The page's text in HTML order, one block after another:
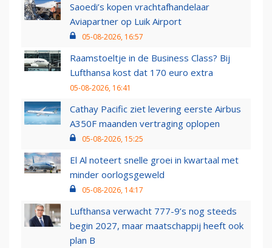
Saoedi’s kopen vrachtafhandelaar
Aviapartner op Luik Airport
05-08-2026, 16:57
Raamstoeltje in de Business Class? Bij
Lufthansa kost dat 170 euro extra
05-08-2026, 16:41
Cathay Pacific ziet levering eerste Airbus
A350F maanden vertraging oplopen
05-08-2026, 15:25
El Al noteert snelle groei in kwartaal met
minder oorlogsgeweld
05-08-2026, 14:17
Lufthansa verwacht 777-9’s nog steeds
begin 2027, maar maatschappij heeft ook
plan B